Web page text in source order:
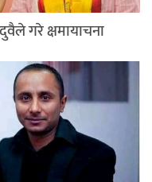
गरे क्षमायाचना